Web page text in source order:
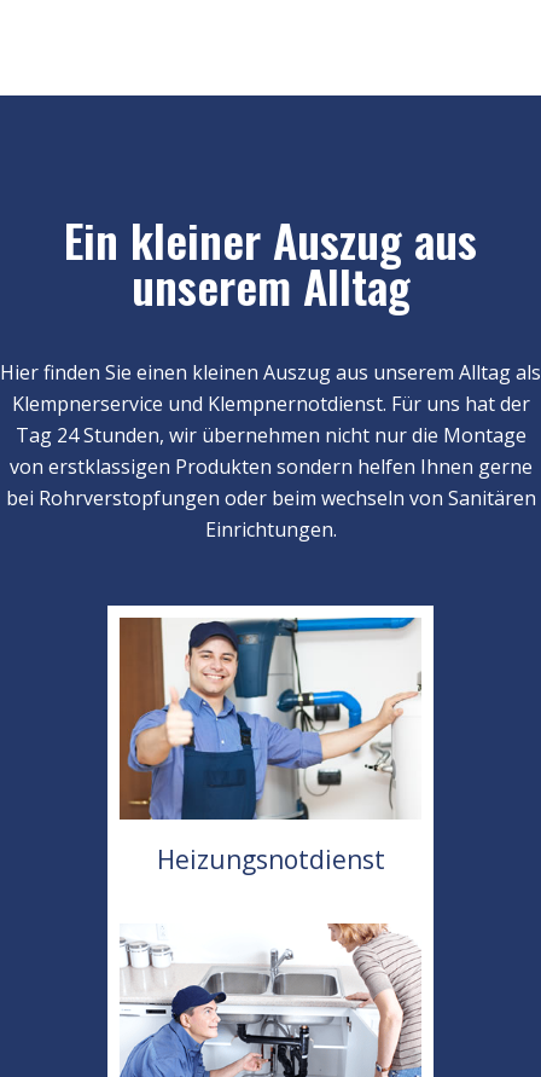
Ein kleiner Auszug aus
unserem Alltag
Hier finden Sie einen kleinen Auszug aus unserem Alltag als
Klempnerservice und Klempnernotdienst. Für uns hat der
Tag 24 Stunden, wir übernehmen nicht nur die Montage
von erstklassigen Produkten sondern helfen Ihnen gerne
bei Rohrverstopfungen oder beim wechseln von Sanitären
Einrichtungen.
Heizungsnotdienst